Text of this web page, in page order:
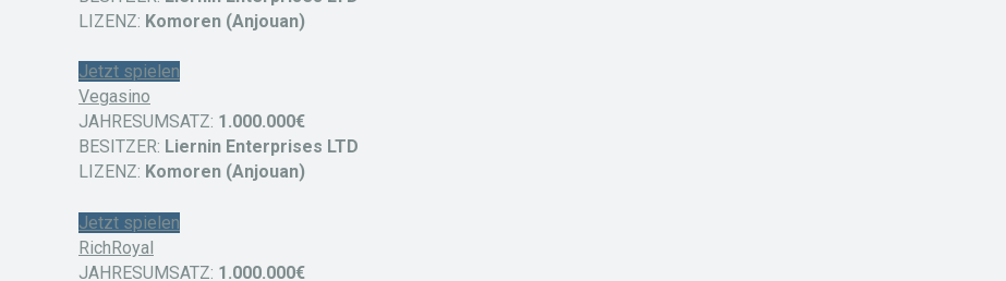
LIZENZ: Komoren (Anjouan)
Jetzt spielen
Vegasino
JAHRESUMSATZ: 1.000.000€
BESITZER: Liernin Enterprises LTD
LIZENZ: Komoren (Anjouan)
Jetzt spielen
RichRoyal
JAHRESUMSATZ: 1.000.000€